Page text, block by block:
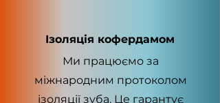
Ізоляція кофердамом
Ми працюємо за
міжнародним протоколом
ізоляції зуба. Це гарантує